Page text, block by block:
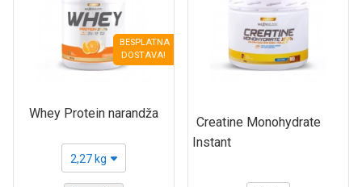
BESPLATNA
DOSTAVA!
Whey Protein narandža
2,27 kg
Creatine Monohydrate
Instant